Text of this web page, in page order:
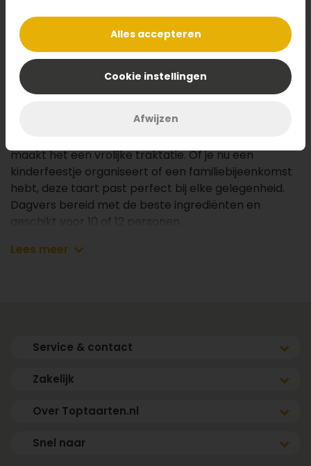
Omschrijving
Vier een verjaardag met deze heerlijke ronde
kindertaart
frisse fruitige vulling. De speelse decoratie van
maakt het een vrolijke traktatie. Of je nu een
kinderfeestje organiseert of een familiebijeenkomst
hebt, deze taart past perfect bij elke gelegenheid.
Dagvers bereid met de beste ingrediënten en
geschikt voor 10 of 12 personen.
✔ Elke dag vers bereid
Afmetingen & aantal personen
- 10 personen: Ø21
- 12 personen: Ø24
Lees meer
Service & contact
Zakelijk
Over Toptaarten.nl
Snel naar
Alles accepteren
Cookie instellingen
Afwijzen